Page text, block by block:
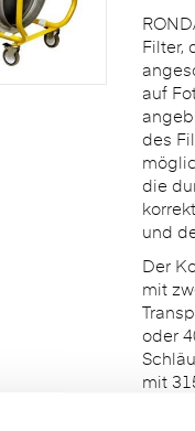
Filter,
auf
des
die
und
Der
mit
oder
mit